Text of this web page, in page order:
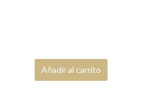
Añadir al carrito